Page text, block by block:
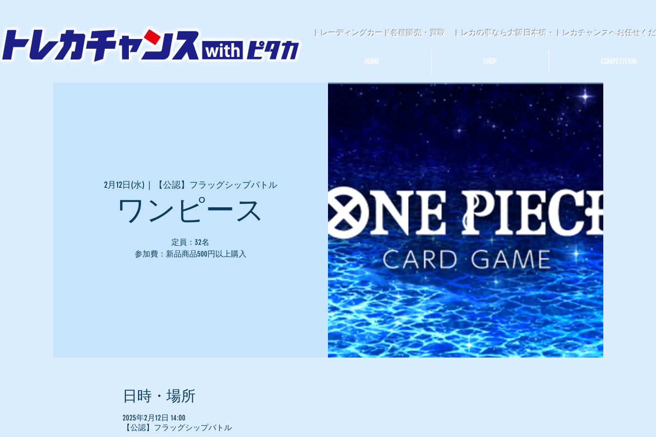
トレーディングカード各種販売・買取 トレカの事なら大阪日本橋・トレカチャンスへお任せく
HOME SHOP COMPETITION
2月12日(水)
  |
【公認】フラッグシップバトル
ワンピース
定員：32名
参加費：新品商品500円以上購入
日時・場所
2025年2月12日 14:00
【公認】フラッグシップバトル